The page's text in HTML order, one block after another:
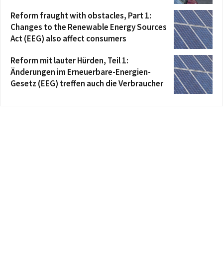
Reform fraught with obstacles, Part 1:
Changes to the Renewable Energy Sources
Act (EEG) also affect consumers
Reform mit lauter Hürden, Teil 1:
Änderungen im Erneuerbare-Energien-
Gesetz (EEG) treffen auch die Verbraucher